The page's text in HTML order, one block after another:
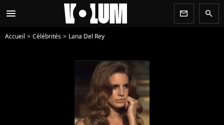
menu newsletter search
Accueil Célébrités Lana Del Rey